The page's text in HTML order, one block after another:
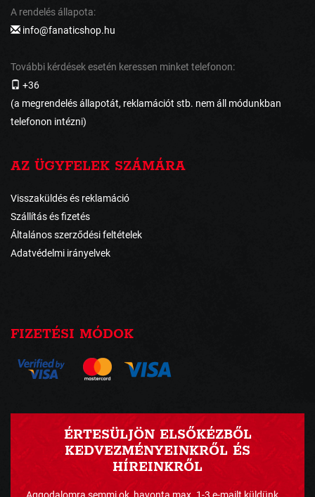
A rendelés állapota:
info@fanaticshop.hu
További kérdések esetén keressen minket telefonon:
+36
(a megrendelés állapotát, reklamációt stb. nem áll módunkban
telefonon intézni)
AZ ÜGYFELEK SZÁMÁRA
Visszaküldés és reklamáció
Szállítás és fizetés
Általános szerződési feltételek
Adatvédelmi irányelvek
FIZETÉSI MÓDOK
ÉRTESÜLJÖN ELSŐKÉZBŐL
KEDVEZMÉNYEINKRŐL ÉS
HÍREINKRŐL